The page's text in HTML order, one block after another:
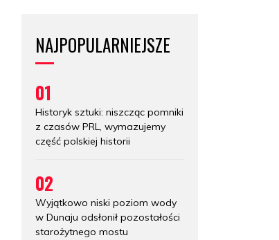
NAJPOPULARNIEJSZE
01
Historyk sztuki: niszcząc pomniki
z czasów PRL, wymazujemy
część polskiej historii
02
Wyjątkowo niski poziom wody
w Dunaju odsłonił pozostałości
starożytnego mostu